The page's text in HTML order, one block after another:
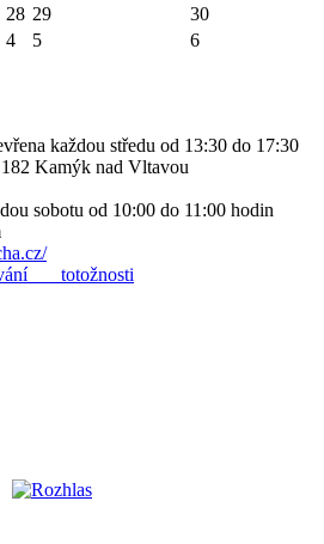
28 29
30
4 5 6
každou středu od 13:30 do 17:30
Kamýk nad Vltavou
sobotu od 10:00 do 11:00 hodin
totožnosti